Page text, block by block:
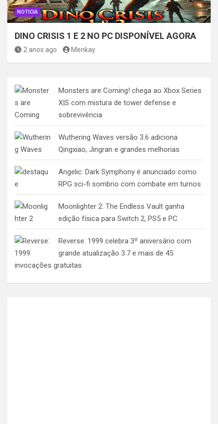
NOTICIA
DINO CRISIS 1 E 2 NO PC DISPONÍVEL AGORA
2 anos ago Menkay
Monsters are Coming! chega ao Xbox Series
X|S com mistura de tower defense e
sobrevivência
Wuthering Waves versão 3.6 adiciona
Qingxiao, Jingran e grandes melhorias
Angelic: Dark Symphony é anunciado como
RPG sci-fi sombrio com combate em turnos
Moonlighter 2: The Endless Vault ganha
edição física para Switch 2, PS5 e PC
Reverse: 1999 celebra 3º aniversário com
grande atualização 3.7 e mais de 45
invocações gratuitas